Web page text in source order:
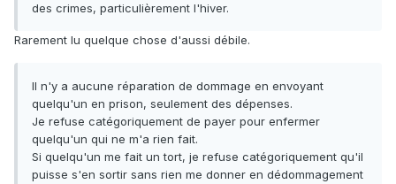
des crimes, particulièrement l'hiver.
Rarement lu quelque chose d'aussi débile.
Il n'y a aucune réparation de dommage en envoyant
quelqu'un en prison, seulement des dépenses.
Je refuse catégoriquement de payer pour enfermer
quelqu'un qui ne m'a rien fait.
Si quelqu'un me fait un tort, je refuse catégoriquement qu'il
puisse s'en sortir sans rien me donner en dédommagement